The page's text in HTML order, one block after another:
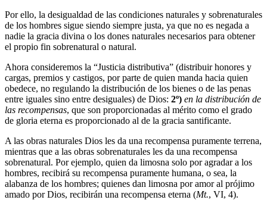
Por ello, la desigualdad de las condiciones naturales y sobrenaturales
de los hombres sigue siendo siempre justa, ya que no es negada a
nadie la gracia divina o los dones naturales necesarios para obtener
el propio fin sobrenatural o natural.
Ahora consideremos la “Justicia distributiva” (distribuir honores y
cargas, premios y castigos, por parte de quien manda hacia quien
obedece, no regulando la distribución de los bienes o de las penas
entre iguales sino entre desiguales) de Dios: 2º) en la distribución de
las recompensas, que son proporcionadas al mérito como el grado
de gloria eterna es proporcionado al de la gracia santificante.
A las obras naturales Dios les da una recompensa puramente terrena,
mientras que a las obras sobrenaturales les da una recompensa
sobrenatural. Por ejemplo, quien da limosna solo por agradar a los
hombres, recibirá su recompensa puramente humana, o sea, la
alabanza de los hombres; quienes dan limosna por amor al prójimo
amado por Dios, recibirán una recompensa eterna (Mt., VI, 4).